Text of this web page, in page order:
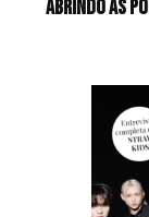
Abrindo as